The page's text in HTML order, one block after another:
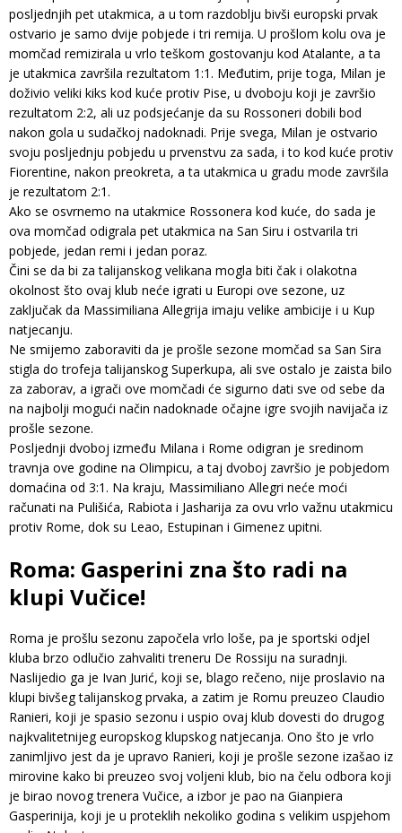
posljednjih pet utakmica, a u tom razdoblju bivši europski prvak
ostvario je samo dvije pobjede i tri remija. U prošlom kolu ova je
momčad remizirala u vrlo teškom gostovanju kod Atalante, a ta
je utakmica završila rezultatom 1:1. Međutim, prije toga, Milan je
doživio veliki kiks kod kuće protiv Pise, u dvoboju koji je završio
rezultatom 2:2, ali uz podsjećanje da su Rossoneri dobili bod
nakon gola u sudačkoj nadoknadi. Prije svega, Milan je ostvario
svoju posljednju pobjedu u prvenstvu za sada, i to kod kuće protiv
Fiorentine, nakon preokreta, a ta utakmica u gradu mode završila
je rezultatom 2:1.
Ako se osvrnemo na utakmice Rossonera kod kuće, do sada je
ova momčad odigrala pet utakmica na San Siru i ostvarila tri
pobjede, jedan remi i jedan poraz.
Čini se da bi za talijanskog velikana mogla biti čak i olakotna
okolnost što ovaj klub neće igrati u Europi ove sezone, uz
zaključak da Massimiliana Allegrija imaju velike ambicije i u Kup
natjecanju.
Ne smijemo zaboraviti da je prošle sezone momčad sa San Sira
stigla do trofeja talijanskog Superkupa, ali sve ostalo je zaista bilo
za zaborav, a igrači ove momčadi će sigurno dati sve od sebe da
na najbolji mogući način nadoknade očajne igre svojih navijača iz
prošle sezone.
Posljednji dvoboj između Milana i Rome odigran je sredinom
travnja ove godine na Olimpicu, a taj dvoboj završio je pobjedom
domaćina od 3:1. Na kraju, Massimiliano Allegri neće moći
računati na Pulišića, Rabiota i Jasharija za ovu vrlo važnu utakmicu
protiv Rome, dok su Leao, Estupinan i Gimenez upitni.
Roma: Gasperini zna što radi na
klupi Vučice!
Roma je prošlu sezonu započela vrlo loše, pa je sportski odjel
kluba brzo odlučio zahvaliti treneru De Rossiju na suradnji.
Naslijedio ga je Ivan Jurić, koji se, blago rečeno, nije proslavio na
klupi bivšeg talijanskog prvaka, a zatim je Romu preuzeo Claudio
Ranieri, koji je spasio sezonu i uspio ovaj klub dovesti do drugog
najkvalitetnijeg europskog klupskog natjecanja. Ono što je vrlo
zanimljivo jest da je upravo Ranieri, koji je prošle sezone izašao iz
mirovine kako bi preuzeo svoj voljeni klub, bio na čelu odbora koji
je birao novog trenera Vučice, a izbor je pao na Gianpiera
Gasperinija, koji je u proteklih nekoliko godina s velikim uspjehom